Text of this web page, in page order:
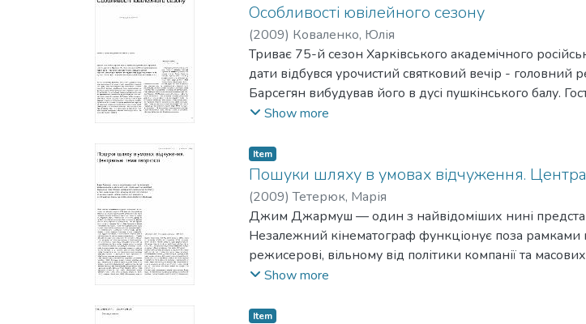
Особливості ювілейного сезону
(2009) Коваленко, Юлія
Триває 75-й сезон Харківського академічного
дати відбувся урочистий святковий вечір -
Барсегян вибудував його в дусі пушкінського балу.
ім’ям поета.
Show more
Item
Пошуки шляху в умовах відчуження.
(2009)Тетерюк, Марія
Джим Джармуш — один з найвідоміших нині
Незалежний кінематограф функціонує поза
режисерові, вільному від політики компанії та
нестандартних рішень, що переконливо демонструє
Show more
Item